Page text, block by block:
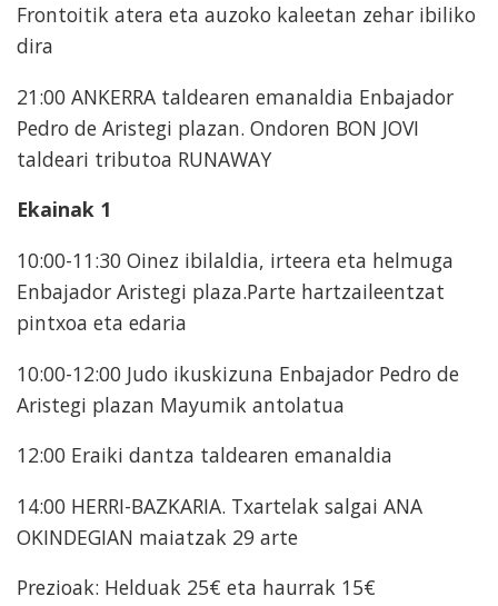
Frontoitik atera eta auzoko kaleetan zehar ibiliko
dira
21:00 ANKERRA taldearen emanaldia Enbajador
Pedro de Aristegi plazan. Ondoren BON JOVI
taldeari tributoa RUNAWAY
Ekainak 1
10:00-11:30 Oinez ibilaldia, irteera eta helmuga
Enbajador Aristegi plaza.Parte hartzaileentzat
pintxoa eta edaria
10:00-12:00 Judo ikuskizuna Enbajador Pedro de
Aristegi plazan Mayumik antolatua
12:00 Eraiki dantza taldearen emanaldia
14:00 HERRI-BAZKARIA. Txartelak salgai ANA
OKINDEGIAN maiatzak 29 arte
Prezioak: Helduak 25€ eta haurrak 15€